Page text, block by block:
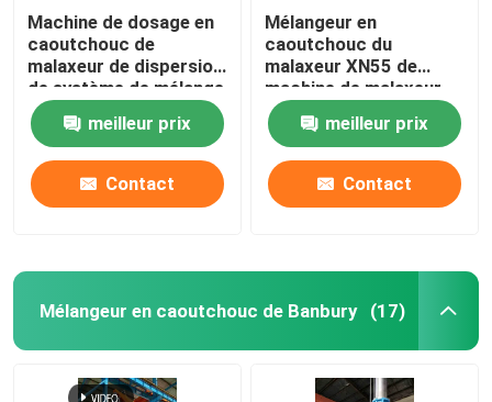
Machine de dosage en
caoutchouc de
malaxeur de dispersion
de système de mélange
de malaxeur de
Banburymeilleur prix
Contact
Mélangeur en
caoutchouc du
malaxeur XN55 de
machine de malaxeur
en caoutchouc de
dispersionmeilleur prix
Contact
Mélangeur en caoutchouc de Banbury (17)